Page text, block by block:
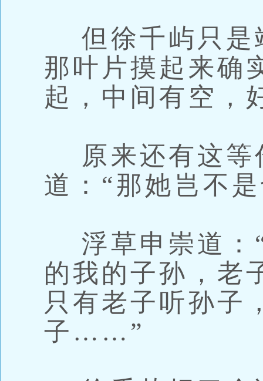
但徐千屿只是
那叶片摸起来确
起，中间有空，
原来还有这等
道：“那她岂不
浮草申崇道：
的我的子孙，老
只有老子听孙子
子……”